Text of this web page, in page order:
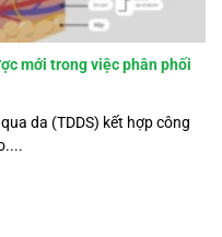
mới trong việc phân phối
da (TDDS) kết hợp công